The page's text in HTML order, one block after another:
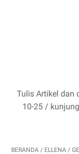
Tulis Artikel dan
10-25 /
BERANDA / ELLENA /